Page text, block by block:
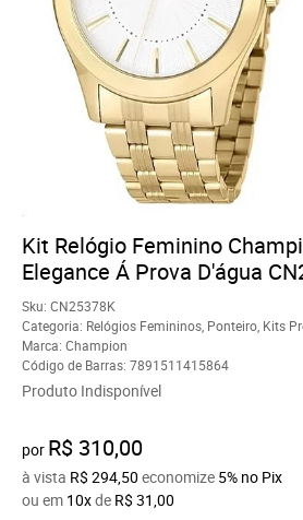
Kit Relógio Feminino
Elegance Á Prova D'água
Sku: CN25378K
Categoria: Relógios Femininos Ponteiro Kits
Marca: Champion
Código de Barras: 7891511415864
Produto Indisponível
por R$ 310,00
à vista R$ 294,50 economize 5% no Pix
ou em 10xde R$ 31,00